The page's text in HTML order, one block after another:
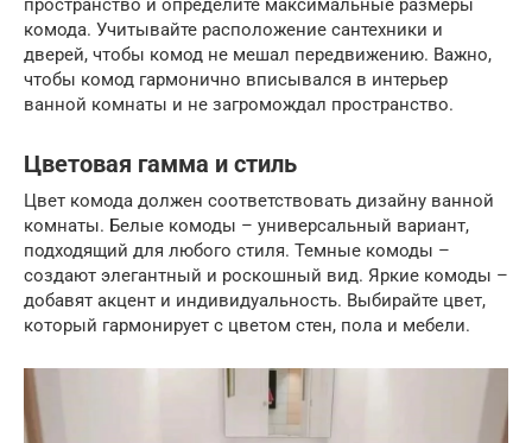
пространство и определите максимальные размеры
комода. Учитывайте расположение сантехники и
дверей, чтобы комод не мешал передвижению. Важно,
чтобы комод гармонично вписывался в интерьер
ванной комнаты и не загромождал пространство.
Цветовая гамма и стиль
Цвет комода должен соответствовать дизайну ванной
комнаты. Белые комоды – универсальный вариант,
подходящий для любого стиля. Темные комоды –
создают элегантный и роскошный вид. Яркие комоды –
добавят акцент и индивидуальность. Выбирайте цвет,
который гармонирует с цветом стен, пола и мебели.